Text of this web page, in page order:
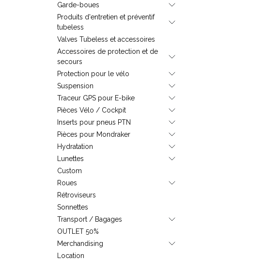
Garde-boues
Produits d'entretien et préventif
tubeless
Valves Tubeless et accessoires
Accessoires de protection et de
secours
Protection pour le vélo
Suspension
Traceur GPS pour E-bike
Pièces Vélo / Cockpit
Inserts pour pneus PTN
Pièces pour Mondraker
Hydratation
Lunettes
Custom
Roues
Rétroviseurs
Sonnettes
Transport / Bagages
OUTLET 50%
Merchandising
Location